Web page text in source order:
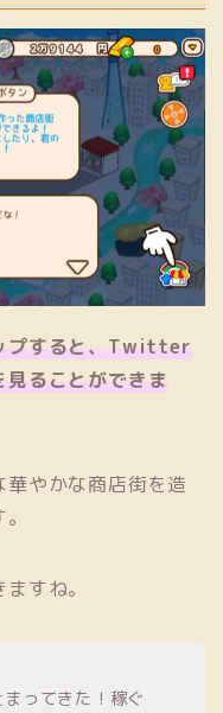
プすると、Twitter
ることができま
やかな商店街を造
すね。
ってきた！稼ぐ